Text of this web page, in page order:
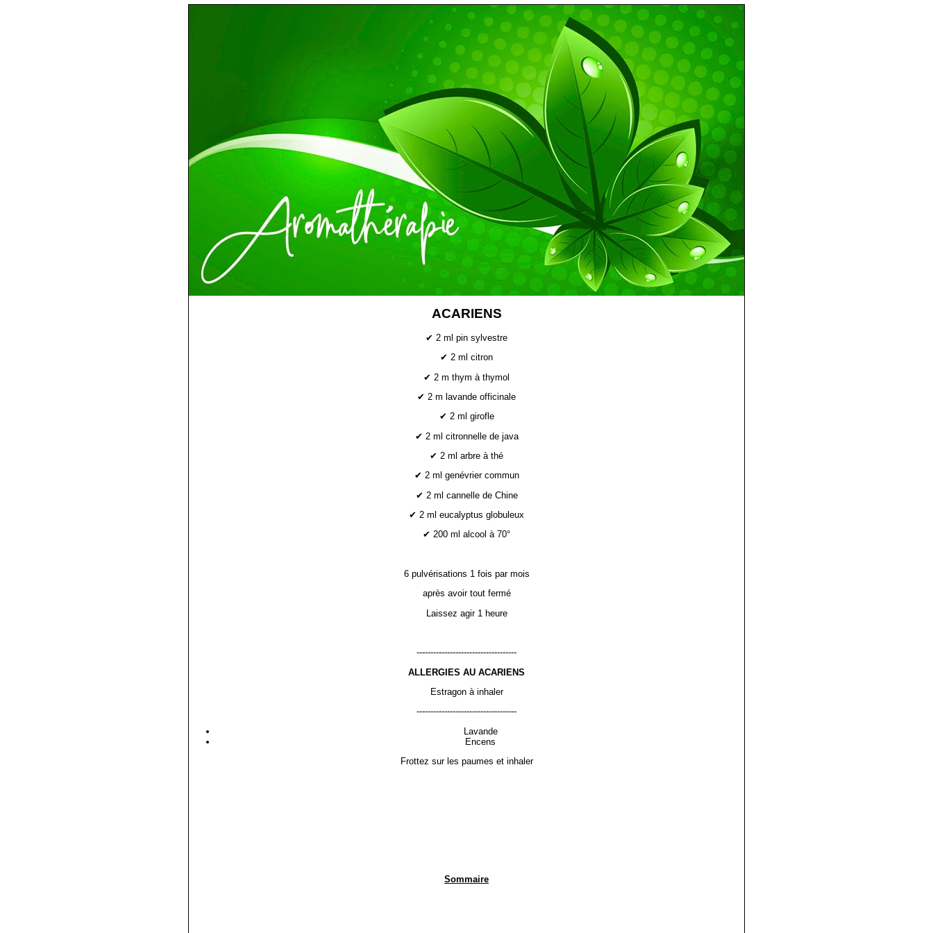
ACARIENS
✔ 2 ml pin sylvestre
✔ 2 ml citron
✔ 2 m thym à thymol
✔ 2 m lavande officinale
✔ 2 ml girofle
✔ 2 ml citronnelle de java
✔ 2 ml arbre à thé
✔ 2 ml genévrier commun
✔ 2 ml cannelle de Chine
✔ 2 ml eucalyptus globuleux
✔ 200 ml alcool à 70°
6 pulvérisations 1 fois par mois
après avoir tout fermé
Laissez agir 1 heure
------------------------------------
ALLERGIES AU ACARIENS
Estragon à inhaler
------------------------------------
Lavande
Encens
Frottez sur les paumes et inhaler
Sommaire